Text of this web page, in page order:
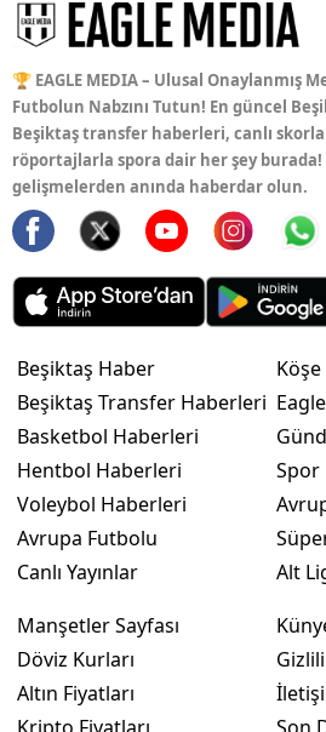
🏆 EAGLE MEDIA – Ulusal Onaylanmış
Futbolun Nabzını Tutun! En güncel
Beşiktaş transfer haberleri, canlı
röportajlarla spora dair her şey
gelişmelerden anında haberdar olun.
Beşiktaş Haber
Beşiktaş Transfer Haberleri
Basketbol Haberleri
Hentbol Haberleri
Voleybol Haberleri
Avrupa Futbolu
Canlı Yayınlar
Köşe
Spor
Alt
Manşetler Sayfası
Döviz Kurları
Altın Fiyatları